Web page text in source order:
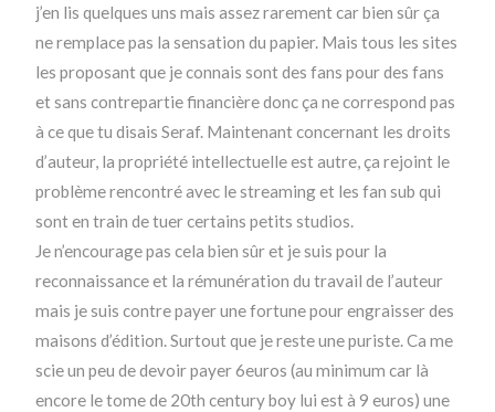
j’en lis quelques uns mais assez rarement car bien sûr ça
ne remplace pas la sensation du papier. Mais tous les sites
les proposant que je connais sont des fans pour des fans
et sans contrepartie financière donc ça ne correspond pas
à ce que tu disais Seraf. Maintenant concernant les droits
d’auteur, la propriété intellectuelle est autre, ça rejoint le
problème rencontré avec le streaming et les fan sub qui
sont en train de tuer certains petits studios.
Je n’encourage pas cela bien sûr et je suis pour la
reconnaissance et la rémunération du travail de l’auteur
mais je suis contre payer une fortune pour engraisser des
maisons d’édition. Surtout que je reste une puriste. Ca me
scie un peu de devoir payer 6euros (au minimum car là
encore le tome de 20th century boy lui est à 9 euros) une